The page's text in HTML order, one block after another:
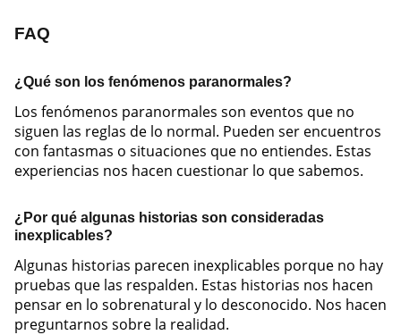
FAQ
¿Qué son los fenómenos paranormales?
Los fenómenos paranormales son eventos que no
siguen las reglas de lo normal. Pueden ser encuentros
con fantasmas o situaciones que no entiendes. Estas
experiencias nos hacen cuestionar lo que sabemos.
¿Por qué algunas historias son consideradas
inexplicables?
Algunas historias parecen inexplicables porque no hay
pruebas que las respalden. Estas historias nos hacen
pensar en lo sobrenatural y lo desconocido. Nos hacen
preguntarnos sobre la realidad.